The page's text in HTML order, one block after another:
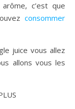
c’est que
consommer
juice vous allez
allons vous les